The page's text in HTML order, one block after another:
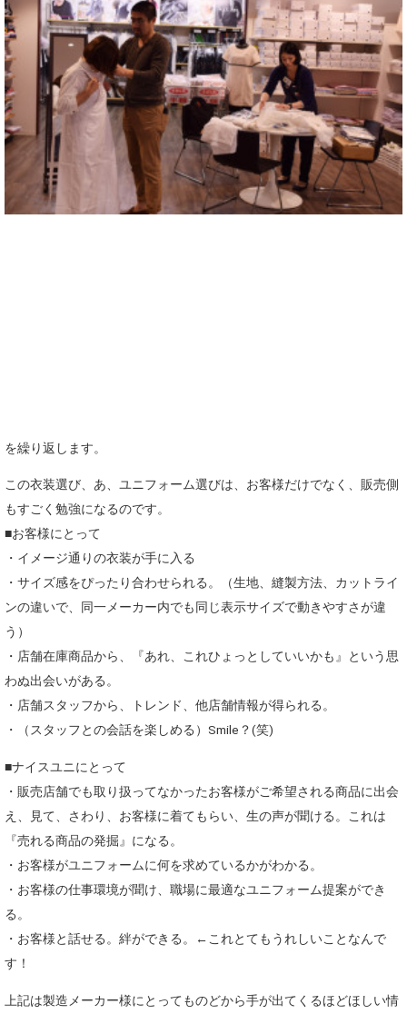
を繰り返します。
この衣装選び、あ、ユニフォーム選びは、お客様だけでなく、販売側
もすごく勉強になるのです。
■お客様にとって
・イメージ通りの衣装が手に入る
・サイズ感をぴったり合わせられる。（生地、縫製方法、カットライ
ンの違いで、同一メーカー内でも同じ表示サイズで動きやすさが違
う）
・店舗在庫商品から、『あれ、これひょっとしていいかも』という思
わぬ出会いがある。
・店舗スタッフから、トレンド、他店舗情報が得られる。
・（スタッフとの会話を楽しめる）Smile？(笑)
■ナイスユニにとって
・販売店舗でも取り扱ってなかったお客様がご希望される商品に出会
え、見て、さわり、お客様に着てもらい、生の声が聞ける。これは
『売れる商品の発掘』になる。
・お客様がユニフォームに何を求めているかがわかる。
・お客様の仕事環境が聞け、職場に最適なユニフォーム提案ができ
る。
・お客様と話せる。絆ができる。←これとてもうれしいことなんで
す！
上記は製造メーカー様にとってものどから手が出てくるほどほしい情